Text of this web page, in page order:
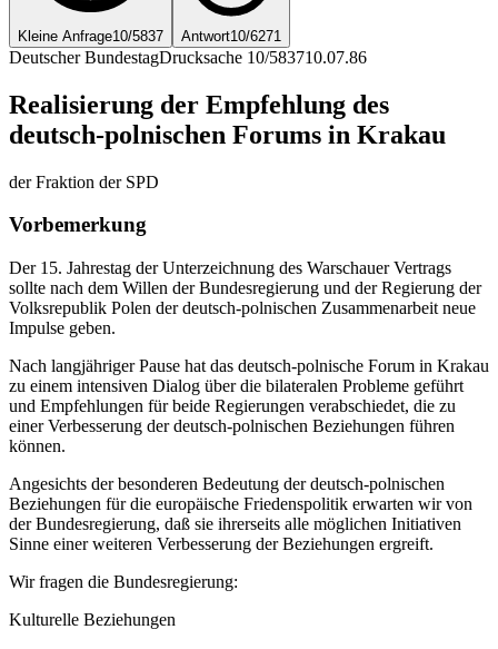
Kleine Anfrage10/5837 Antwort10/6271
Deutscher BundestagDrucksache 10/583710.07.86
Realisierung der Empfehlung des
deutsch-polnischen Forums in Krakau
der Fraktion der SPD
Vorbemerkung
Der 15. Jahrestag der Unterzeichnung des Warschauer Vertrags
sollte nach dem Willen der Bundesregierung und der Regierung der
Volksrepublik Polen der deutsch-polnischen Zusammenarbeit neue
Impulse geben.
Nach langjähriger Pause hat das deutsch-polnische Forum in Krakau
zu einem intensiven Dialog über die bilateralen Probleme geführt
und Empfehlungen für beide Regierungen verabschiedet, die zu
einer Verbesserung der deutsch-polnischen Beziehungen führen
können.
Angesichts der besonderen Bedeutung der deutsch-polnischen
Beziehungen für die europäische Friedenspolitik erwarten wir von
der Bundesregierung, daß sie ihrerseits alle möglichen Initiativen
Sinne einer weiteren Verbesserung der Beziehungen ergreift.
Wir fragen die Bundesregierung:
Kulturelle Beziehungen